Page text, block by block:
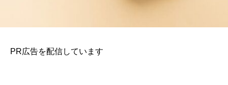
PR広告を配信しています